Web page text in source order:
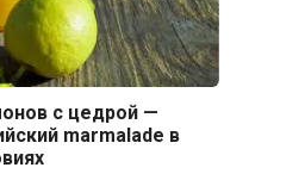
с цедрой —
marmalade в